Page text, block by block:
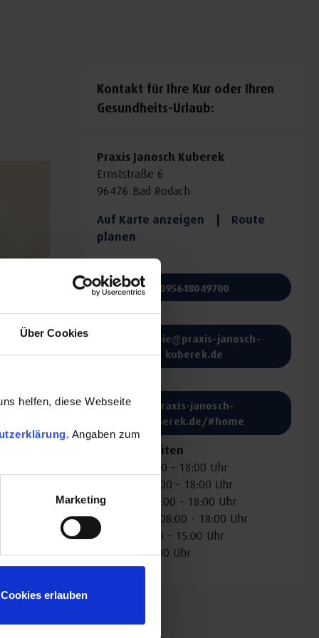
Über Cookies
helfen, diese Webseite
. Angaben zum
Marketing
Cookies erlauben
Kontakt für Ihre Kur oder Ihren
Gesundheits-Urlaub:
Praxis Janosch Kuberek
Ernststraße 6
96476 Bad Rodach
Auf Karte anzeigen |
Route
planen
095648049700
E-Mail:
therapie@praxis-janosch-
kuberek.de
praxis-janosch-
kuberek.de/#home
Öffnungszeiten
Montag: 08:00 - 18:00 Uhr
Dienstag: 08:00 - 18:00 Uhr
Mittwoch: 08:00 - 18:00 Uhr
Donnerstag: 08:00 - 18:00 Uhr
Freitag: 08:00 - 15:00 Uhr
: 00:00 - 24:00 Uhr